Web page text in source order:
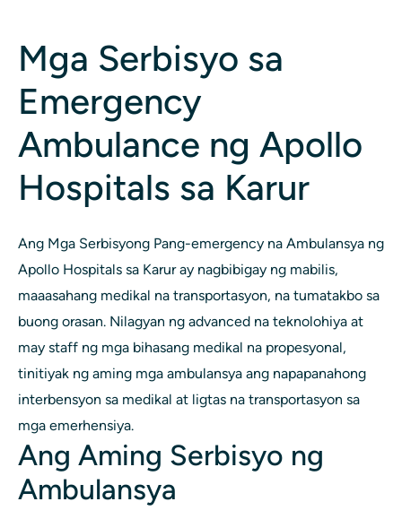
Mga Serbisyo sa
Emergency
Ambulance ng Apollo
Hospitals sa Karur
Ang Mga Serbisyong Pang-emergency na Ambulansya ng
Apollo Hospitals sa Karur ay nagbibigay ng mabilis,
maaasahang medikal na transportasyon, na tumatakbo sa
buong orasan. Nilagyan ng advanced na teknolohiya at
may staff ng mga bihasang medikal na propesyonal,
tinitiyak ng aming mga ambulansya ang napapanahong
interbensyon sa medikal at ligtas na transportasyon sa
mga emerhensiya.
Ang Aming Serbisyo ng
Ambulansya